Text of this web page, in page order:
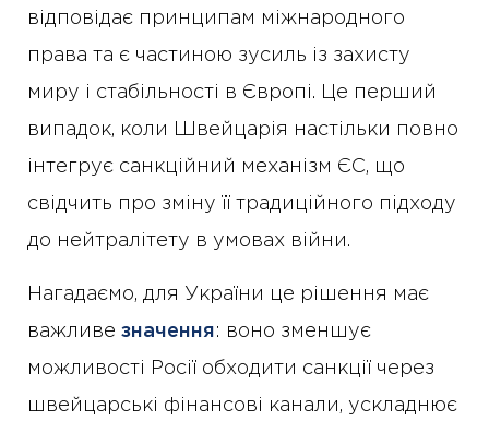
відповідає принципам міжнародного
права та є частиною зусиль із захисту
миру і стабільності в Європі. Це перший
випадок, коли Швейцарія настільки повно
інтегрує санкційний механізм ЄС, що
свідчить про зміну її традиційного підходу
до нейтралітету в умовах війни.
Нагадаємо, для України це рішення має
важливе значення: воно зменшує
можливості Росії обходити санкції через
швейцарські фінансові канали, ускладнює